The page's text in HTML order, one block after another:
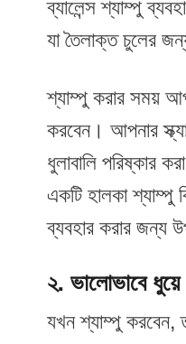
ব্যালেন্স শ্যাম্পু
যা তৈলাক্ত চুলের
শ্যাম্পু করার সময়
করবেন। আপনার
ধুলাবালি পরিষ্কার
একটি হালকা শ্যাম্পু
ব্যবহার করার জন্য
২. ভালোভাবে ধুয়ে
যখন শ্যাম্পু